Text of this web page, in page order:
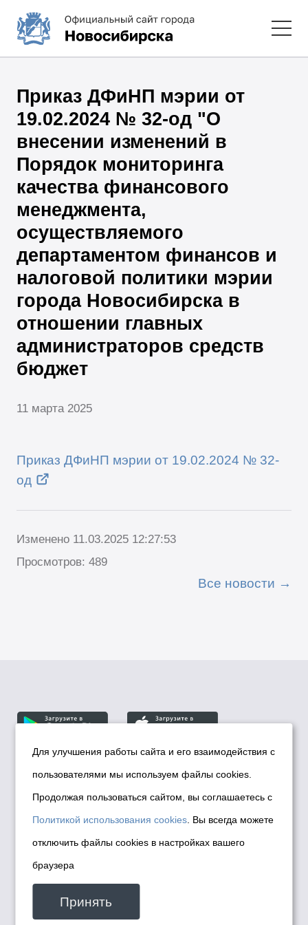
Приказ ДФиНП мэрии от
19.02.2024 № 32-од "О
внесении изменений в
Порядок мониторинга
качества финансового
менеджмента,
осуществляемого
департаментом финансов и
налоговой политики мэрии
города Новосибирска в
отношении главных
администраторов средств
бюджет
11 марта 2025
Приказ ДФиНП мэрии от 19.02.2024 № 32-
од
Изменено 11.03.2025 12:27:53
Просмотров: 489
Все новости
© Департамент информационной политики мэрии
города Новосибирска, 2026
Политика использования Cookies
Политика по обработке персональных
данных в информационных системах
мэрии города Новосибирска
Техническая поддержка сайта -
malinchukvl@mail.ru
Для улучшения работы сайта и его взаимодействия с
пользователями мы используем файлы cookies.
Продолжая пользоваться сайтом, вы соглашаетесь с
Политикой использования cookies . Вы всегда можете
отключить файлы cookies в настройках вашего
браузера
Принять